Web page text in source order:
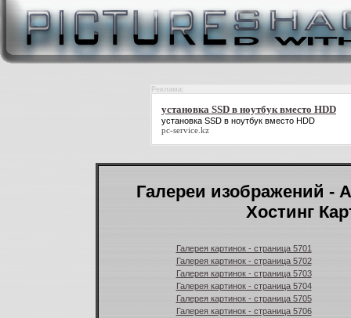
Реклама:
установка SSD в ноутбук вместо HDD
установка SSD в ноутбук вместо HDD
pc-service.kz
Галереи изображений -
Хостинг
Галерея картинок - страница 5701
Галерея картинок - страница 5702
Галерея картинок - страница 5703
Галерея картинок - страница 5704
Галерея картинок - страница 5705
Галерея картинок - страница 5706